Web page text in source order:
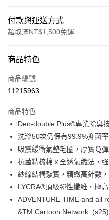
付款與運送方式
超取滿NT$1,500免運
信用卡一次付款
超商取貨付款
Apple Pay
ATM付款
運送方式
付款後全家取貨
商品特色
商品編號
11215963
商品特色
Deo-double Plus©專業除臭
洗滌50次仍保有99.9%抑菌率
吸震緩衝氣墊毛圈，厚實Ｑ
抗菌精梳棉ｘ全透氣織法，
紗線結構紮實，精緻高針數
LYCRA®頂級彈性纖維，極
ADVENTURE TIME and all
&TM Cartoon Network. (s25)